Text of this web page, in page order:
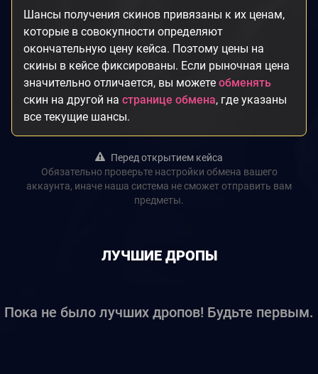
Шансы получения скинов привязаны к их ценам,
которые в совокупности определяют
окончательную цену кейса. Поэтому цены на
скины в кейсе фиксированы. Если рыночная цена
значительно отличается, вы можете обменять
скин на другой на странице обмена, где указаны
все текущие шансы.
Перед открытием кейса
Обязательно проверьте настройки обмена вашего
аккаунта, иначе наша система не сможет отправить вам
предметы.
ЛУЧШИЕ ДРОПЫ
Пока не было лучших дропов! Будьте первым.